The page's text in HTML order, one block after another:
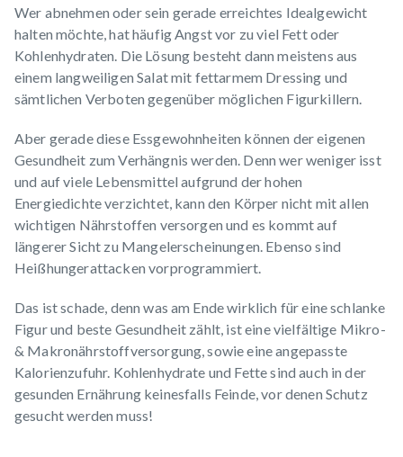
Wer abnehmen oder sein gerade erreichtes Idealgewicht
halten möchte, hat häufig Angst vor zu viel Fett oder
Kohlenhydraten. Die Lösung besteht dann meistens aus
einem langweiligen Salat mit fettarmem Dressing und
sämtlichen Verboten gegenüber möglichen Figurkillern.
Aber gerade diese Essgewohnheiten können der eigenen
Gesundheit zum Verhängnis werden. Denn wer weniger isst
und auf viele Lebensmittel aufgrund der hohen
Energiedichte verzichtet, kann den Körper nicht mit allen
wichtigen Nährstoffen versorgen und es kommt auf
längerer Sicht zu Mangelerscheinungen. Ebenso sind
Heißhungerattacken vorprogrammiert.
Das ist schade, denn was am Ende wirklich für eine schlanke
Figur und beste Gesundheit zählt, ist eine vielfältige Mikro-
& Makronährstoffversorgung, sowie eine angepasste
Kalorienzufuhr. Kohlenhydrate und Fette sind auch in der
gesunden Ernährung keinesfalls Feinde, vor denen Schutz
gesucht werden muss!